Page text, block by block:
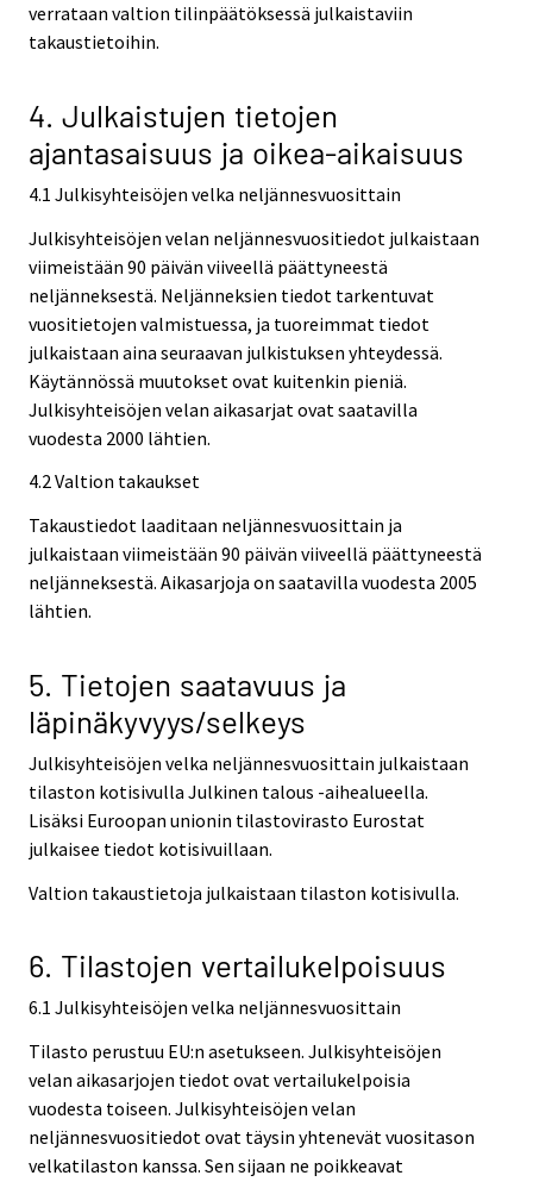
verrataan valtion tilinpäätöksessä julkaistaviin
takaustietoihin.
4. Julkaistujen tietojen
ajantasaisuus ja oikea-aikaisuus
4.1 Julkisyhteisöjen velka neljännesvuosittain
Julkisyhteisöjen velan neljännesvuositiedot julkaistaan
viimeistään 90 päivän viiveellä päättyneestä
neljänneksestä. Neljänneksien tiedot tarkentuvat
vuositietojen valmistuessa, ja tuoreimmat tiedot
julkaistaan aina seuraavan julkistuksen yhteydessä.
Käytännössä muutokset ovat kuitenkin pieniä.
Julkisyhteisöjen velan aikasarjat ovat saatavilla
vuodesta 2000 lähtien.
4.2 Valtion takaukset
Takaustiedot laaditaan neljännesvuosittain ja
julkaistaan viimeistään 90 päivän viiveellä päättyneestä
neljänneksestä. Aikasarjoja on saatavilla vuodesta 2005
lähtien.
5. Tietojen saatavuus ja
läpinäkyvyys/selkeys
Julkisyhteisöjen velka neljännesvuosittain julkaistaan
tilaston kotisivulla Julkinen talous -aihealueella.
Lisäksi Euroopan unionin tilastovirasto Eurostat
julkaisee tiedot kotisivuillaan.
Valtion takaustietoja julkaistaan tilaston kotisivulla.
6. Tilastojen vertailukelpoisuus
6.1 Julkisyhteisöjen velka neljännesvuosittain
Tilasto perustuu EU:n asetukseen. Julkisyhteisöjen
velan aikasarjojen tiedot ovat vertailukelpoisia
vuodesta toiseen. Julkisyhteisöjen velan
neljännesvuositiedot ovat täysin yhtenevät vuositason
velkatilaston kanssa. Sen sijaan ne poikkeavat